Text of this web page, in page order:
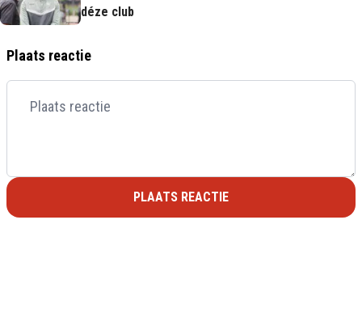
déze club
Plaats reactie
PLAATS REACTIE